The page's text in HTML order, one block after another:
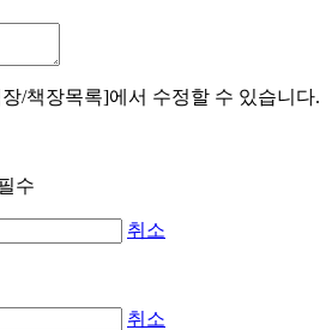
/책장목록]에서 수정할 수 있습니다.
취소
취소